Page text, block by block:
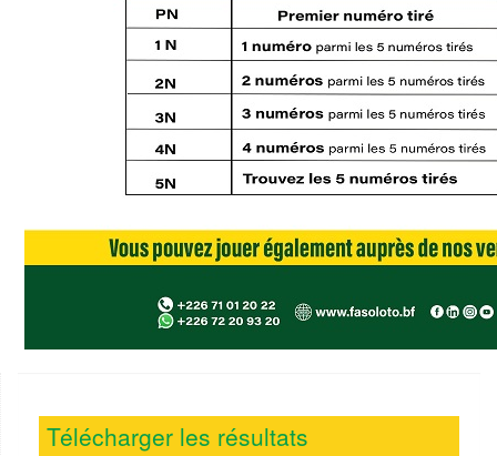
Télécharger les résultats